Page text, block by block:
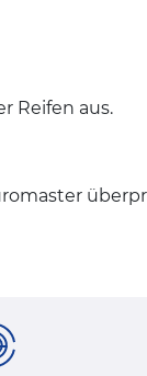
Reifen aus.